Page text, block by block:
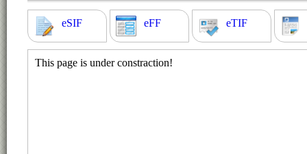
eSIF eFF eTIF
This page is under constraction!